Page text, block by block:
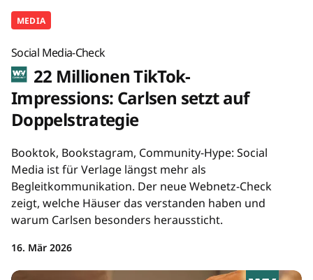
MEDIA
Social Media-Check
22 Millionen TikTok-
Impressions: Carlsen setzt auf
Doppelstrategie
Booktok, Bookstagram, Community-Hype: Social
Media ist für Verlage längst mehr als
Begleitkommunikation. Der neue Webnetz-Check
zeigt, welche Häuser das verstanden haben und
warum Carlsen besonders heraussticht.
16. Mär 2026